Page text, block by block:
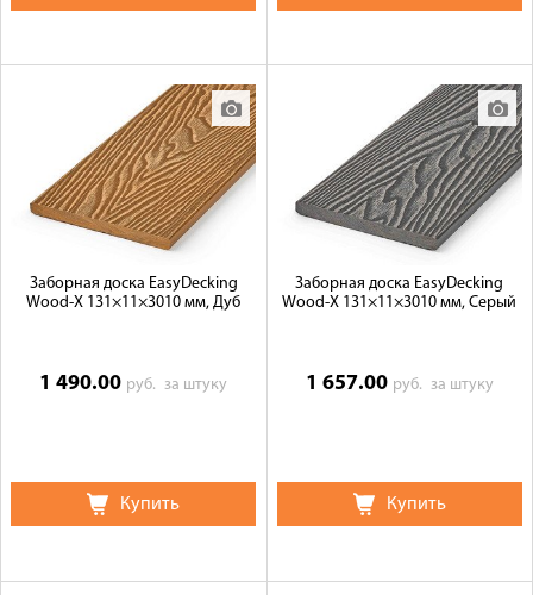
Заборная доска EasyDecking
Wood-X 131×11×3010 мм, Дуб
1 490.00 руб.за штуку
Купить
Заборная доска EasyDecking
Wood-X 131×11×3010 мм, Серый
1 657.00 руб. за штуку
Купить